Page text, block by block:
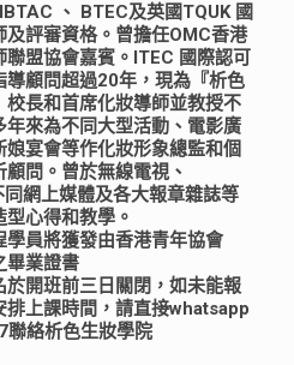
、 BTEC及英國TQUK 國
及評審資格。曾擔任OMC香港
聯盟協會嘉賓。ITEC 國際認可
導顧問超過20年，現為『析色
校長和首席化妝導師並教授不
年來為不同大型活動、電影廣
娘宴會等作化妝形象總監和個
顧問。曾於無線電視、
網上媒體及各大報章雜誌等
心得和教學。
學員將獲發由香港青年協會
畢業證書
於開班前三日關閉，如未能報
排上課時間，請直接whatsapp
絡析色生妝學院